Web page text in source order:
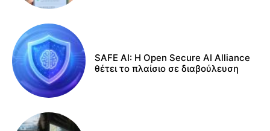
SAFE AI: Η Open Secure AI Alliance
θέτει το πλαίσιο σε διαβούλευση